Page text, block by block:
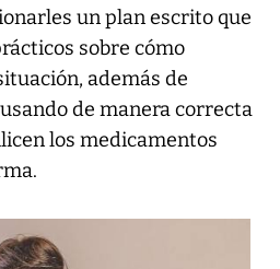
un plan escrito que
sobre cómo
además de
de manera correcta
los medicamentos